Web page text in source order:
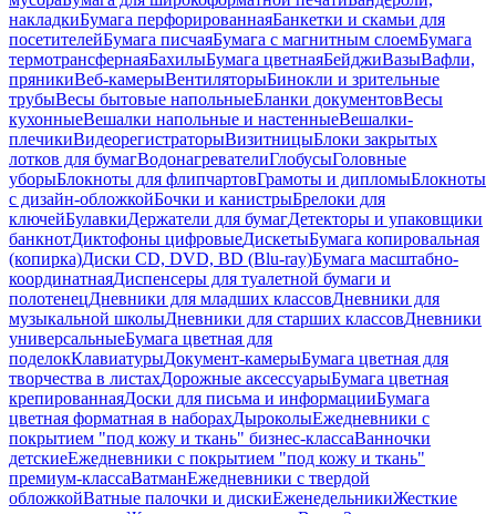
накладкиБумага перфорированнаяБанкетки и скамьи для
посетителейБумага писчаяБумага с магнитным слоемБумага
термотрансфернаяБахилыБумага цветнаяБейджиВазыВафли,
пряникиВеб-камерыВентиляторыБинокли и зрительные
трубыВесы бытовые напольныеБланки документовВесы
кухонныеВешалки напольные и настенныеВешалки-
плечикиВидеорегистраторыВизитницыБлоки закрытых
лотков для бумагВодонагревателиГлобусыГоловные
уборыБлокноты для флипчартовГрамоты и дипломыБлокноты
с дизайн-обложкойБочки и канистрыБрелоки для
ключейБулавкиДержатели для бумагДетекторы и упаковщики
банкнотДиктофоны цифровыеДискетыБумага копировальная
(копирка)Диски CD, DVD, BD (Blu-ray)Бумага масштабно-
координатнаяДиспенсеры для туалетной бумаги и
полотенецДневники для младших классовДневники для
музыкальной школыДневники для старших классовДневники
универсальныеБумага цветная для
поделокКлавиатурыДокумент-камерыБумага цветная для
творчества в листахДорожные аксессуарыБумага цветная
крепированнаяДоски для письма и информацииБумага
цветная форматная в наборахДыроколыЕжедневники с
покрытием "под кожу и ткань" бизнес-классаВанночки
детскиеЕжедневники с покрытием "под кожу и ткань"
премиум-классаВатманЕжедневники с твердой
обложкойВатные палочки и дискиЕженедельникиЖесткие